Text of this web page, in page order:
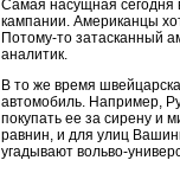
Самая насущная сегодня
кампании. Американцы
Потому-то затасканный
аналитик.
В то же время
автомобиль. Например,
покупать ее за сирену и
равнин, и для улиц
угадывают вольво-